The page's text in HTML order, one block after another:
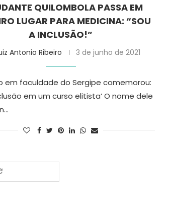
QUILOMBOLA PASSA EM
LUGAR PARA MEDICINA: “SOU
A INCLUSÃO!”
Antonio Ribeiro 3 de junho de 2021
em faculdade do Sergipe comemorou:
em um curso elitista’ O nome dele